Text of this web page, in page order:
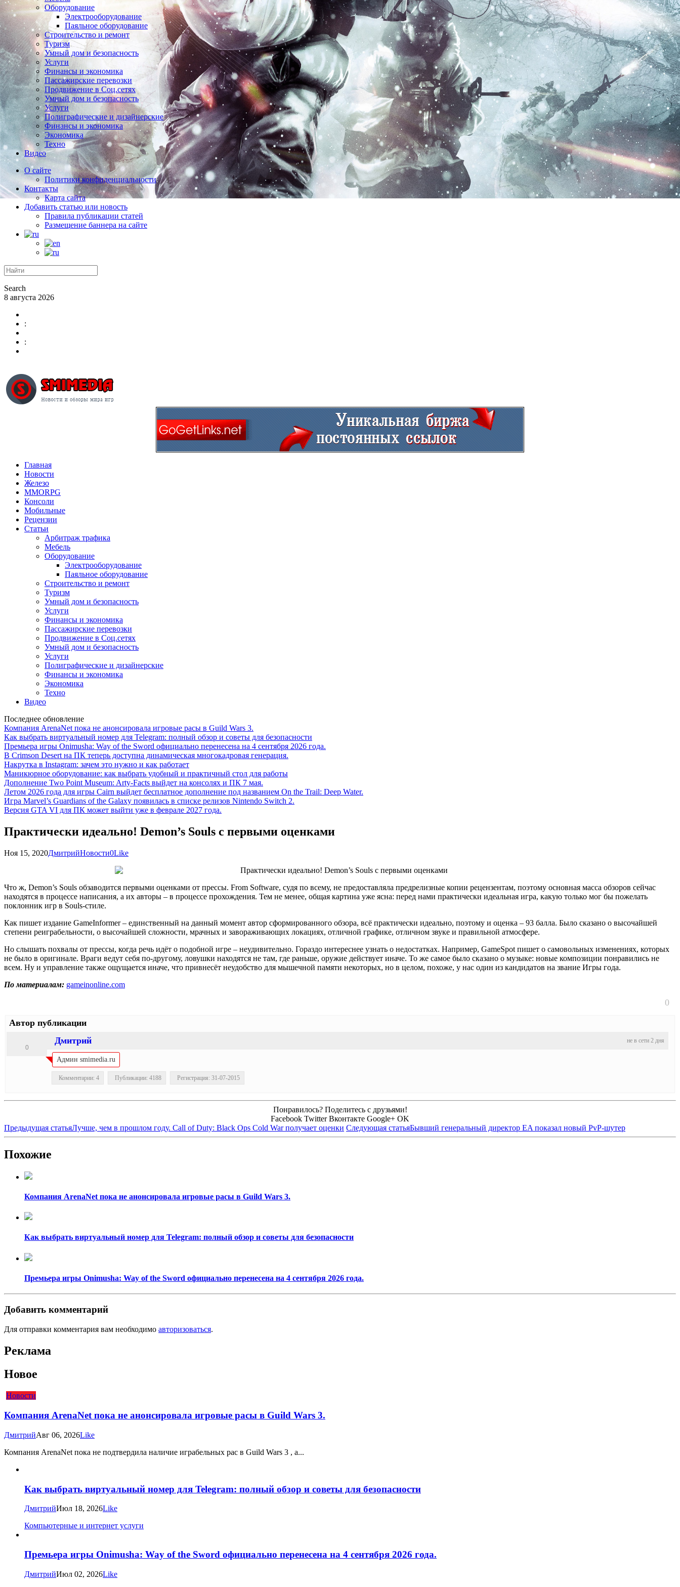
Оборудование
Электрооборудование
Паяльное оборудование
Строительство и ремонт
Туризм
Умный дом и безопасность
Услуги
Финансы и экономика
Пассажирские перевозки
Продвижение в Соц.сетях
Умный дом и безопасность
Услуги
Полиграфические и дизайнерские
Финансы и экономика
Экономика
Техно
Видео
О сайте
Политики конфиденциальности
Контакты
Карта сайта
Добавить статью или новость
Правила публикации статей
Размещение баннера на сайте
Search
8 августа 2026
:
:
Главная
Новости
Железо
MMORPG
Консоли
Мобильные
Рецензии
Статьи
Арбитраж трафика
Мебель
Оборудование
Электрооборудование
Паяльное оборудование
Строительство и ремонт
Туризм
Умный дом и безопасность
Услуги
Финансы и экономика
Пассажирские перевозки
Продвижение в Соц.сетях
Умный дом и безопасность
Услуги
Полиграфические и дизайнерские
Финансы и экономика
Экономика
Техно
Видео
Последнее обновление
Компания ArenaNet пока не анонсировала игровые расы в Guild Wars 3.
Как выбрать виртуальный номер для Telegram: полный обзор и советы для безопасности
Премьера игры Onimusha: Way of the Sword официально перенесена на 4 сентября 2026 года.
В Crimson Desert на ПК теперь доступна динамическая многокадровая генерация.
Накрутка в Instagram: зачем это нужно и как работает
Маникюрное оборудование: как выбрать удобный и практичный стол для работы
Дополнение Two Point Museum: Arty-Facts выйдет на консолях и ПК 7 мая.
Летом 2026 года для игры Cairn выйдет бесплатное дополнение под названием On the Trail: Deep Water.
Игра Marvel’s Guardians of the Galaxy появилась в списке релизов Nintendo Switch 2.
Версия GTA VI для ПК может выйти уже в феврале 2027 года.
Практически идеально! Demon’s Souls с первыми оценками
Ноя 15, 2020ДмитрийНовости0Like
Что ж, Demon’s Souls обзаводится первыми оценками от прессы. From Software, судя по всему, не предоставляла предрелизные копии рецензентам, поэтому основная масса обзоров сейчас
находятся в процессе написания, а их авторы – в процессе прохождения. Тем не менее, общая картина уже ясна: перед нами практически идеальная игра, какую только мог бы пожелать
поклонник игр в Souls-стиле.
Как пишет издание GameInformer – единственный на данный момент автор сформированного обзора, всё практически идеально, поэтому и оценка – 93 балла. Было сказано о высочайшей
степени реиграбельности, о высочайшей сложности, мрачных и завораживающих локациях, отличной графике, отличном звуке и правильной атмосфере.
Но слышать похвалы от прессы, когда речь идёт о подобной игре – неудивительно. Гораздо интереснее узнать о недостатках. Например, GameSpot пишет о самовольных изменениях, которых
не было в оригинале. Враги ведут себя по-другому, ловушки находятся не там, где раньше, оружие действует иначе. То же самое было сказано о музыке: новые композиции понравились не
всем. Ну и управление также ощущается иначе, что привнесёт неудобство для мышечной памяти некоторых, но в целом, похоже, у нас один из кандидатов на звание Игры года.
По материалам: gameinonline.com
0
Автор публикации
не в сети 2 дня
Дмитрий
0
Админ smimedia.ru
Комментарии: 4 Публикации: 4188 Регистрация: 31-07-2015
Понравилось? Поделитесь с друзьями!
Facebook Twitter Вконтакте Google+ OK
Предыдущая статьяЛучше, чем в прошлом году. Call of Duty: Black Ops Cold War получает оценки Следующая статьяБывший генеральный директор EA показал новый PvP-шутер
Похожие
Компания ArenaNet пока не анонсировала игровые расы в Guild Wars 3.
Как выбрать виртуальный номер для Telegram: полный обзор и советы для безопасности
Премьера игры Onimusha: Way of the Sword официально перенесена на 4 сентября 2026 года.
Добавить комментарий
Для отправки комментария вам необходимо авторизоваться.
Реклама
Новое
Новости
Компания ArenaNet пока не анонсировала игровые расы в Guild Wars 3.
ДмитрийАвг 06, 2026Like
Компания ArenaNet пока не подтвердила наличие играбельных рас в Guild Wars 3 , а...
Как выбрать виртуальный номер для Telegram: полный обзор и советы для безопасности
ДмитрийИюл 18, 2026Like
Компьютерные и интернет услуги
Премьера игры Onimusha: Way of the Sword официально перенесена на 4 сентября 2026 года.
ДмитрийИюл 02, 2026Like